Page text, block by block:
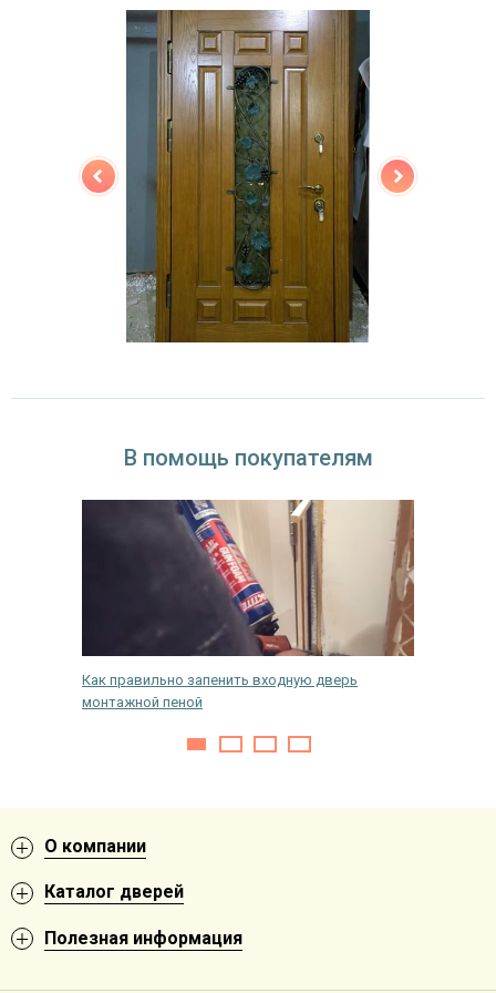
Особенности модели
наружное / внутреннее,
левое / правое (на выбор)
отделке
стеклопакет, кованые элементы (рисунок на
выбор)
180°
В помощь покупателям
Как правильно запенить входную дверь
монтажной пеной
О компании
Каталог дверей
Полезная информация